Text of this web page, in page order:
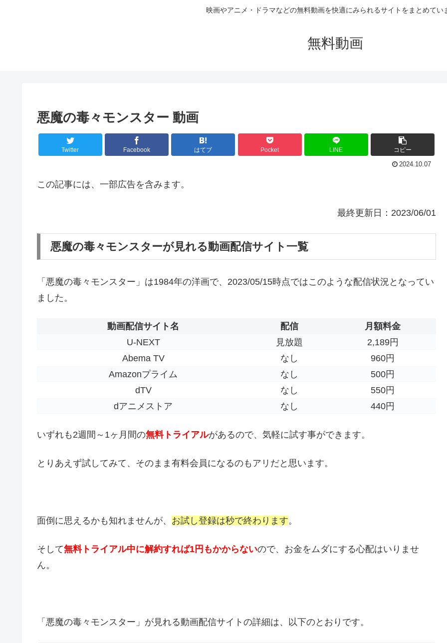
映画やアニメ・ドラマなどの無料動画を快適にみられるサイトをまとめてい
無料動画
悪魔の毒々モンスター 動画
Twitter Facebook はてブ Pocket LINE コピー
2024.10.07
この記事には、一部広告を含みます。
最終更新日：2023/06/01
悪魔の毒々モンスターが見れる動画配信サイト一覧
「悪魔の毒々モンスター」は1984年の洋画で、2023/05/15時点ではこのような配信状況となってい
ました。
動画配信サイト名 配信
月額料金
U-NEXT
見放題
2,189円
Abema TV
なし
960円
Amazonプライム
なし
500円
dTV
なし
550円
dアニメストア
なし 440円
いずれも2週間～1ヶ月間の無料トライアルがあるので、気軽に試す事ができます。
とりあえず試してみて、そのまま有料会員になるのもアリだと思います。
面倒に思えるかも知れませんが、 お試し登録は秒で終わります。
そして無料トライアル中に解約すれば1円もかからないので、お金をムダにする心配はいりませ
ん。
「悪魔の毒々モンスター」が見れる動画配信サイトの詳細は、以下のとおりです。